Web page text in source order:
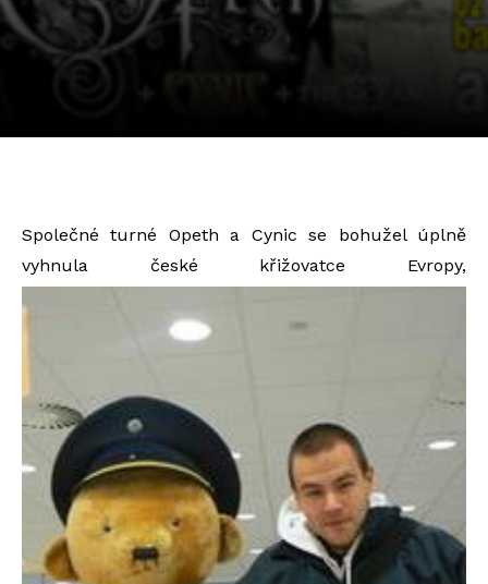
Společné turné Opeth a Cynic se bohužel úplně
vyhnula české křižovatce Evropy,